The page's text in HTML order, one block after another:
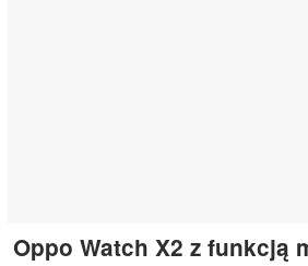
Oppo Watch X2 z funkcją